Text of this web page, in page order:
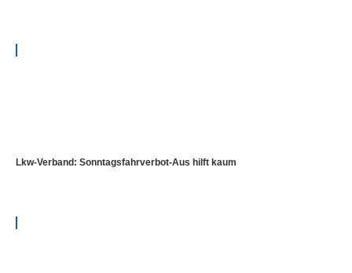
Lkw-Verband: Sonntagsfahrverbot-Aus hilft kaum